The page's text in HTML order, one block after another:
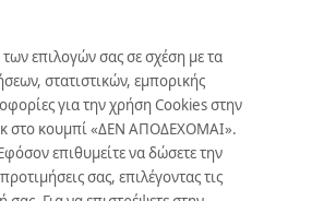
επιλογών σας σε σχέση με τα
στατιστικών, εμπορικής
για την χρήση Cookies στην
στο κουμπί «ΔΕΝ ΑΠΟΔΕΧΟΜΑΙ».
επιθυμείτε να δώσετε την
σας, επιλέγοντας τις